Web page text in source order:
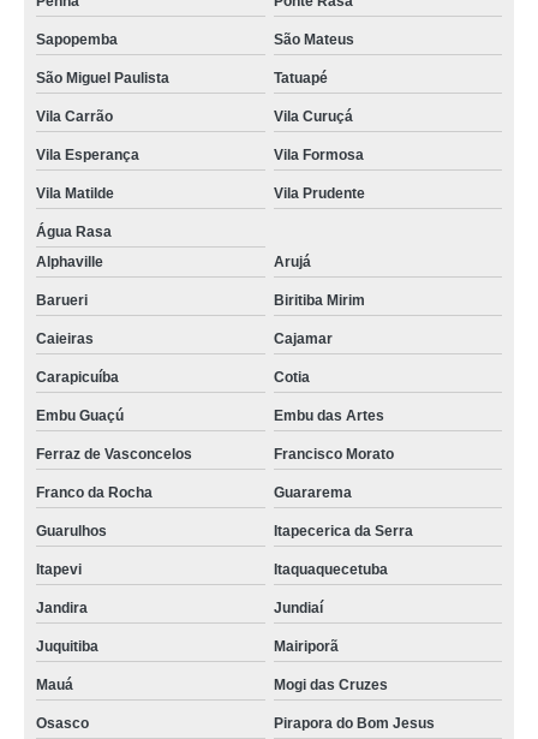
Sapopemba São Mateus
São Miguel Paulista Tatuapé
Vila Carrão Vila Curuçá
Vila Esperança Vila Formosa
Vila Matilde Vila Prudente
Água Rasa
Alphaville
Arujá
Barueri Biritiba Mirim
Caieiras Cajamar
Carapicuíba Cotia
Embu Guaçú Embu das Artes
Ferraz de Vasconcelos Francisco Morato
Franco da Rocha Guararema
Guarulhos Itapecerica da Serra
Itapevi Itaquaquecetuba
Jandira Jundiaí
Juquitiba Mairiporã
Mauá Mogi das Cruzes
Osasco Pirapora do Bom Jesus